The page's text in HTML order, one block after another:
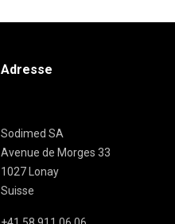
Adresse
Sodimed SA
Avenue de Morges 33
1027 Lonay
Suisse